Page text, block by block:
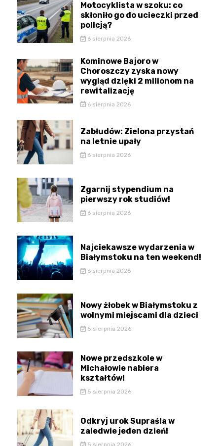
Motocyklista w szoku: co
skłoniło go do ucieczki przed
policją?
6 sierpnia 2026
Kominowe Bajoro w
Choroszczy zyska nowy
wygląd dzięki 2 milionom na
rewitalizację
6 sierpnia 2026
Zabłudów: Zielona przystań
na letnie upały
6 sierpnia 2026
Zgarnij stypendium na
pierwszy rok studiów!
6 sierpnia 2026
Najciekawsze wydarzenia w
Białymstoku na ten weekend!
6 sierpnia 2026
Nowy żłobek w Białymstoku z
wolnymi miejscami dla dzieci
5 sierpnia 2026
Nowe przedszkole w
Michałowie nabiera
kształtów!
5 sierpnia 2026
Odkryj urok Supraśla w
zaledwie jeden dzień!